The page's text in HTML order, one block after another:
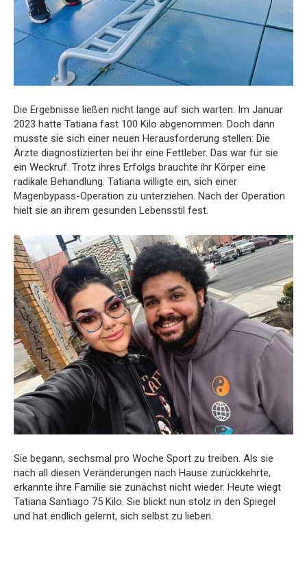
Die Ergebnisse ließen nicht lange auf sich warten. Im Januar
2023 hatte Tatiana fast 100 Kilo abgenommen. Doch dann
musste sie sich einer neuen Herausforderung stellen: Die
Ärzte diagnostizierten bei ihr eine Fettleber. Das war für sie
ein Weckruf. Trotz ihres Erfolgs brauchte ihr Körper eine
radikale Behandlung. Tatiana willigte ein, sich einer
Magenbypass-Operation zu unterziehen. Nach der Operation
hielt sie an ihrem gesunden Lebensstil fest.
Sie begann, sechsmal pro Woche Sport zu treiben. Als sie
nach all diesen Veränderungen nach Hause zurückkehrte,
erkannte ihre Familie sie zunächst nicht wieder. Heute wiegt
Tatiana Santiago 75 Kilo. Sie blickt nun stolz in den Spiegel
und hat endlich gelernt, sich selbst zu lieben.